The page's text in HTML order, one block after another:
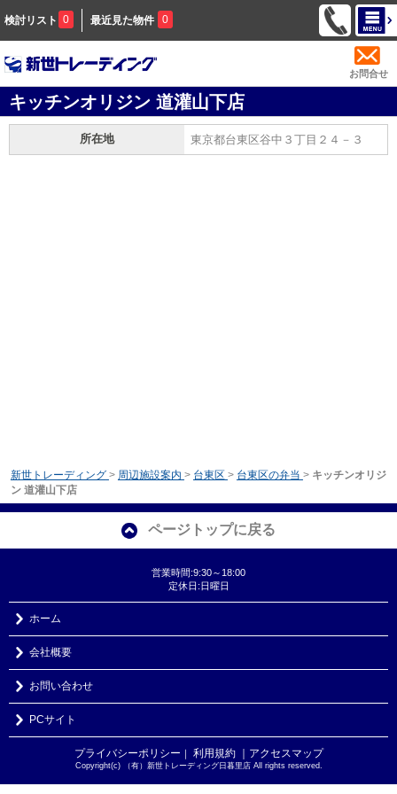
検討リスト 0 最近見た物件 0
お問合せ
キッチンオリジン 道灌山下店
所在地 東京都台東区谷中３丁目２４－３
新世トレーディング > 周辺施設案内 > 台東区 > 台東区の弁当 > キッチンオリジ
ン 道灌山下店
ページトップに戻る
営業時間:9:30～18:00
定休日:日曜日
ホーム
会社概要
お問い合わせ
PCサイト
プライバシーポリシー ｜ 利用規約 ｜アクセスマップ
Copyright(c) （有）新世トレーディング日暮里店 All rights reserved.